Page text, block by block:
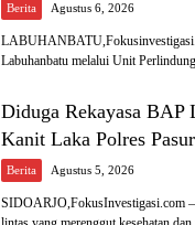
Berita Agustus 6, 2026
Labuhanbatu melalui Unit
Diduga Rekayasa BAP
Kanit Laka Polres
Berita Agustus 5, 2026
SIDOARJO,FokusInvestigasi.com